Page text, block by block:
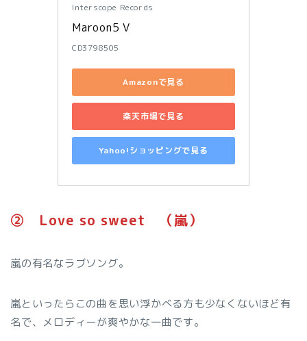
Interscope Records
Maroon5 V
CD3798505
Amazonで見る
楽天市場で見る
Yahoo!ショッピングで見る
➁ Love so sweet （嵐）
嵐の有名なラブソング。
嵐といったらこの曲を思い浮かべる方も少なくないほど有
名で、メロディーが爽やかな一曲です。